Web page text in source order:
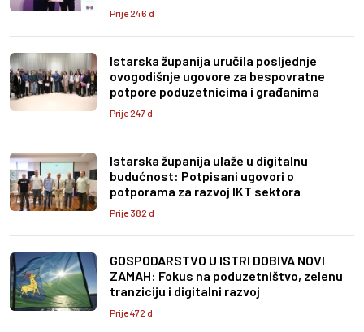
Prije 246 d
Istarska županija uručila posljednje
ovogodišnje ugovore za bespovratne
potpore poduzetnicima i građanima
Prije 247 d
Istarska županija ulaže u digitalnu
budućnost: Potpisani ugovori o
potporama za razvoj IKT sektora
Prije 382 d
GOSPODARSTVO U ISTRI DOBIVA NOVI
ZAMAH: Fokus na poduzetništvo, zelenu
tranziciju i digitalni razvoj
Prije 472 d